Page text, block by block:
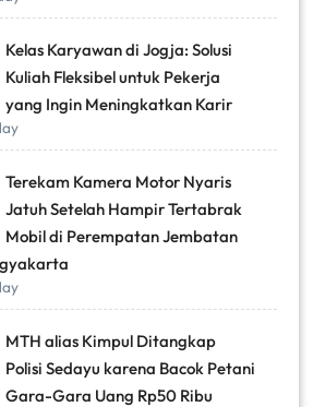
Kelas Karyawan di Jogja: Solusi
Kuliah Fleksibel untuk Pekerja
yang Ingin Meningkatkan Karir
Terekam Kamera Motor Nyaris
Jatuh Setelah Hampir Tertabrak
Mobil di Perempatan Jembatan
MTH alias Kimpul Ditangkap
Polisi Sedayu karena Bacok Petani
Gara-Gara Uang Rp50 Ribu